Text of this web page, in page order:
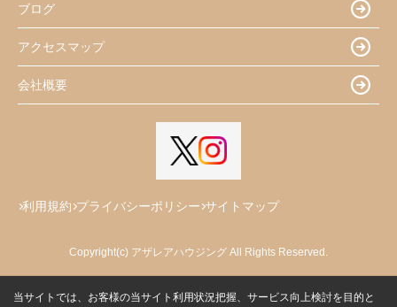
ブログ
アクセスマップ
会社概要
利用規約 プライバシーポリシー サイトマップ
Copyright(c) アザレアハウジング All Rights Reserved.
当サイトでは、お客様の当サイト利用状況把握、サービス向上検討を目的と